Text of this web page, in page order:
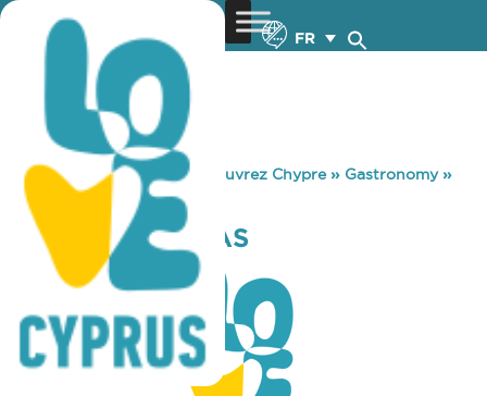
FR
You are here: Home »Découvrez Chypre» Gastronomy»
TAVERNA KAYRAS
TAVERNA KAYRAS